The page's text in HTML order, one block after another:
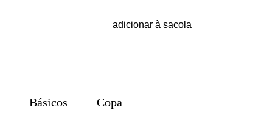
adicionar à sacola
Básicos Copa